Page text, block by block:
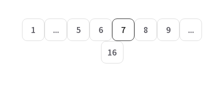
1 ... 5 6 7 8 9
...
16